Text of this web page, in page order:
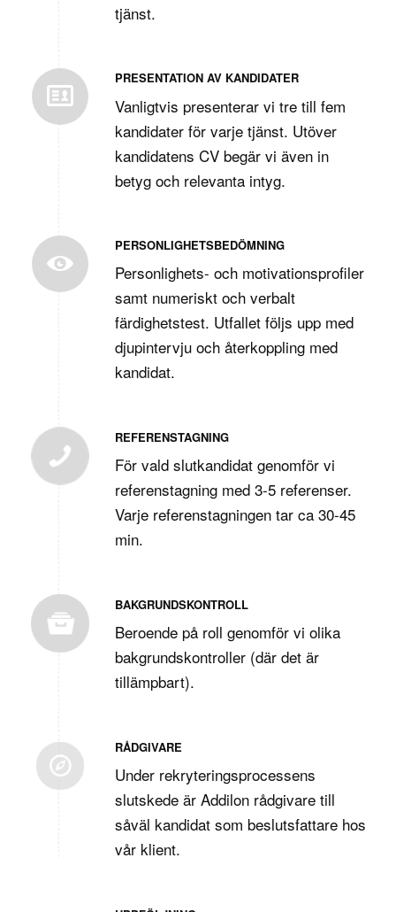
tjänst.
PRESENTATION AV KANDIDATER
Vanligtvis presenterar vi tre till fem
kandidater för varje tjänst. Utöver
kandidatens CV begär vi även in
betyg och relevanta intyg.
PERSONLIGHETSBEDÖMNING
Personlighets- och motivationsprofiler
samt numeriskt och verbalt
färdighetstest. Utfallet följs upp med
djupintervju och återkoppling med
kandidat.
REFERENSTAGNING
För vald slutkandidat genomför vi
referenstagning med 3-5 referenser.
Varje referenstagningen tar ca 30-45
min.
BAKGRUNDSKONTROLL
Beroende på roll genomför vi olika
bakgrundskontroller (där det är
tillämpbart).
RÅDGIVARE
Under rekryteringsprocessens
slutskede är Addilon rådgivare till
såväl kandidat som beslutsfattare hos
vår klient.